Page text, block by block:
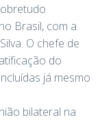
Brasil, com a
O chefe de
do
já mesmo
bilateral na